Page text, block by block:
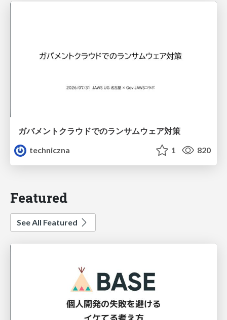
ガバメントクラウドでのランサムウェア対策
techniczna
1 820
Featured
See All Featured